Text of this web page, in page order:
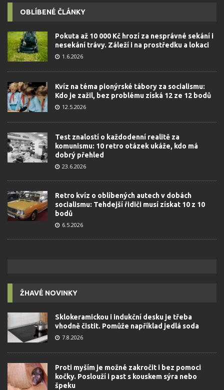
OBLÍBENÉ ČLÁNKY
Pokuta až 10 000 Kč hrozí za nesprávné sekání i
nesekání trávy. Záleží i na prostředku a lokaci
1.6.2026
Kvíz na téma pionýrské tábory za socialismu:
Kdo je zažil, bez problému získá 12 ze 12 bodů
12.5.2026
Test znalostí o každodenní realitě za
komunismu: 10 retro otázek ukáže, kdo má
dobrý přehled
23.6.2026
Retro kvíz o oblíbených autech v dobách
socialismu: Tehdejší řidiči musí získat 10 z 10
bodů
6.5.2026
ŽHAVÉ NOVINKY
Sklokeramickou i indukční desku je třeba
vhodně čistit. Pomůže například jedlá soda
7.8.2026
Proti myším je možné zakročit i bez pomoci
kočky. Poslouží i past s kouskem sýra nebo
špeku